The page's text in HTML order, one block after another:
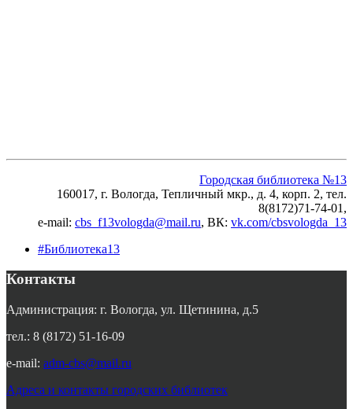
Городская библиотека №13
160017, г. Вологда, Тепличный мкр., д. 4, корп. 2, тел.
8(8172)71-74-01,
e-mail: cbs_f13vologda@mail.ru, ВК: vk.com/cbsvologda_13
#Библиотека13
Контакты
Администрация: г. Вологда, ул. Щетинина, д.5
тел.: 8 (8172) 51-16-09
e-mail: adm-cbs@mail.ru
Адреса и контакты городских библиотек